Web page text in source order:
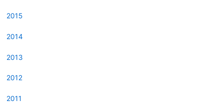
2015
2014
2013
2012
2011